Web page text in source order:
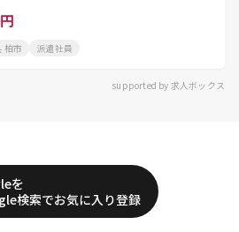
柏市 派遣社員
supported by 求人ボックス
を
検索でお気に入り登録